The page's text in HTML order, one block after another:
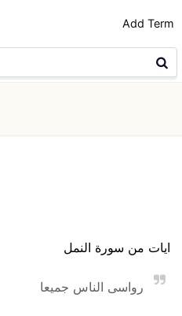
Add Term
ايات من سورة النمل
رواسى الناس جميعا